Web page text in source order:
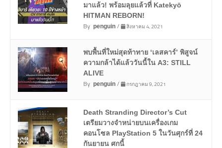
มาแล้ว! พร้อมลุยแล้วที่ Katekyō
HITMAN REBORN!
By penguin/ สิงหาคม 4, 2021
พบพื้นที่ใหม่สุดท้าทาย ‘เลสคาร์’ พิสูจน์
ความกล้าได้แล้ววันนี้ใน A3: STILL
ALIVE
By penguin/ กรกฎาคม 9, 2021
Death Stranding Director’s Cut
เตรียมวางจำหน่ายบนเครื่องเกม
คอนโซล PlayStation 5 ในวันศุกร์ที่ 24
กันยายน ศกนี้